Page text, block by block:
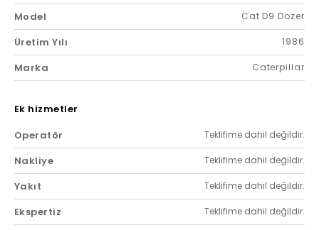
Model Cat D9 Dozer
Üretim Yılı 1986
Marka Caterpillar
Ek hizmetler
Operatör
Teklifime dahil değildir.
Nakliye Teklifime dahil değildir.
Yakıt Teklifime dahil değildir.
Ekspertiz Teklifime dahil değildir.